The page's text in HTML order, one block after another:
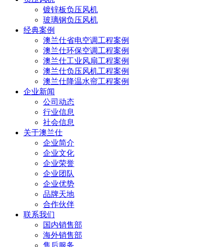
镀锌板负压风机
玻璃钢负压风机
经典案例
澳兰仕省电空调工程案例
澳兰仕环保空调工程案例
澳兰仕工业风扇工程案例
澳兰仕负压风机工程案例
澳兰仕降温水帘工程案例
企业新闻
公司动态
行业信息
社会信息
关于澳兰仕
企业简介
企业文化
企业荣誉
企业团队
企业优势
品牌天地
合作伙伴
联系我们
国内销售部
海外销售部